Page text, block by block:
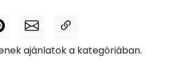
ajánlatok a kategóriában.